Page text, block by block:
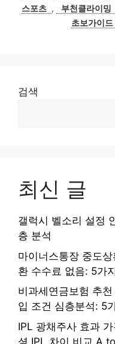
스포츠 , 부천클라이밍
초보가이드
검색
최신 글
갤럭시 벨소리 설정
층 분석
마이너스통장 중도
환 수수료 없음: 5가
비과세연금보험 추
입 조건 심층분석: 5
IPL 광채주사 효과
셜 IPL 차이 비교 A